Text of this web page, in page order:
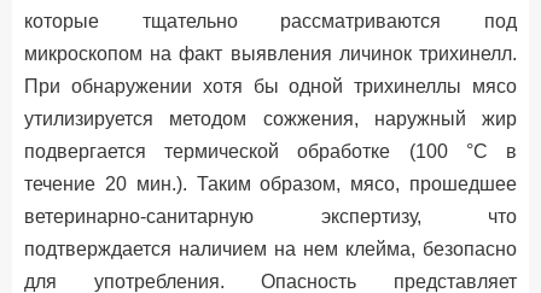
которые тщательно рассматриваются под
микроскопом на факт выявления личинок трихинелл.
При обнаружении хотя бы одной трихинеллы мясо
утилизируется методом сожжения, наружный жир
подвергается термической обработке (100 °С в
течение 20 мин.). Таким образом, мясо, прошедшее
ветеринарно-санитарную экспертизу, что
подтверждается наличием на нем клейма, безопасно
для употребления. Опасность представляет